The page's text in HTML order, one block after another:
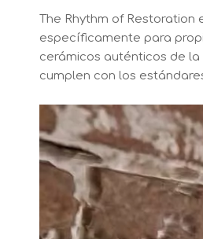
The Rhythm of
específicamente para
cerámicos auténticos de
cumplen con los